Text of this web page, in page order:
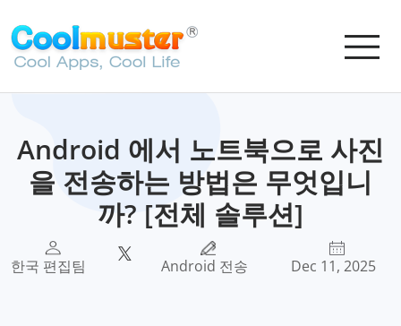
Android 에서 노트북으로 사진
을 전송하는 방법은 무엇입니
까? [전체 솔루션]
한국 편집팀 Android 전송 Dec 11, 2025